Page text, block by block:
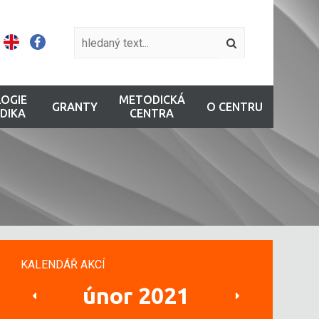
GRANTY
METODICKÁ
CENTRA
O CENTRU
KALENDÁŘ AKCÍ
únor 2021